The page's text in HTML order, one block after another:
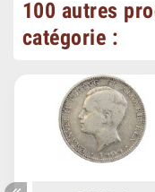
100 autres
catégorie :